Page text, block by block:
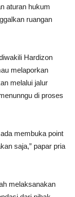
aturan hukum
ruangan
Hardizon
melaporkan
melalui jalur
di proses
membuka point
saja,” papar pria
melaksanakan